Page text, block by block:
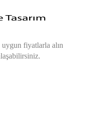
fiyatlarla alın